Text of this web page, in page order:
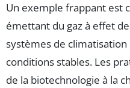
Un exemple frappant est
émettant du gaz à effet
systèmes de
conditions stables. Les
de la biotechnologie à la